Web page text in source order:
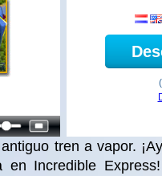
tren a vapor.
en Incredible